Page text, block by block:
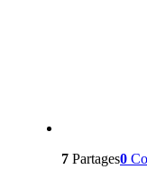
7 Partages0